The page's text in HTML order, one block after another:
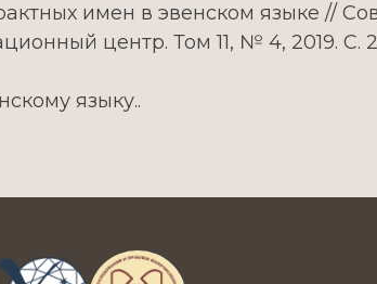
имен в эвенском языке //
центр. Том 11, № 4, 2019. С.
языку..